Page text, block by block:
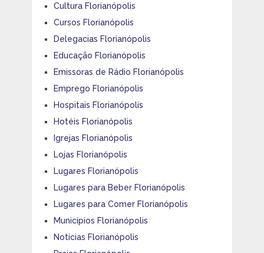
Cultura Florianópolis
Cursos Florianópolis
Delegacias Florianópolis
Educação Florianópolis
Emissoras de Rádio Florianópolis
Emprego Florianópolis
Hospitais Florianópolis
Hotéis Florianópolis
Igrejas Florianópolis
Lojas Florianópolis
Lugares Florianópolis
Lugares para Beber Florianópolis
Lugares para Comer Florianópolis
Municípios Florianópolis
Notícias Florianópolis